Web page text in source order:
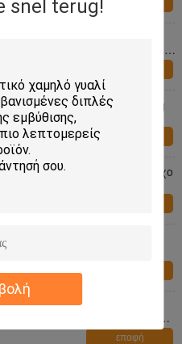
snel terug!
μέσα στον ήχο γυαλιού/τη
ενέργεια -
μέσα στον οριζόντιους ήχο
μόνωση θερμότητας
ντους σύγχρονο ύφος
λουτρών σύστασης
επιτροπών παραθύρων
επαφή